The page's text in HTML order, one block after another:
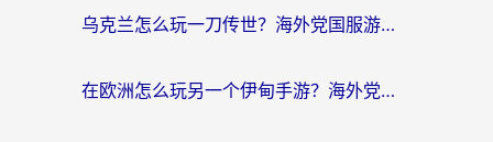
乌克兰怎么玩一刀传世？海外党国服游戏加速终极指南（附天下-异兽山海街头篮球实测）
在欧洲怎么玩另一个伊甸手游？海外党亲测有效的国服游戏加速指南